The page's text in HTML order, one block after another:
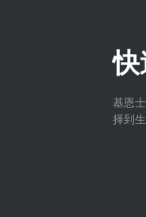
基恩
择到